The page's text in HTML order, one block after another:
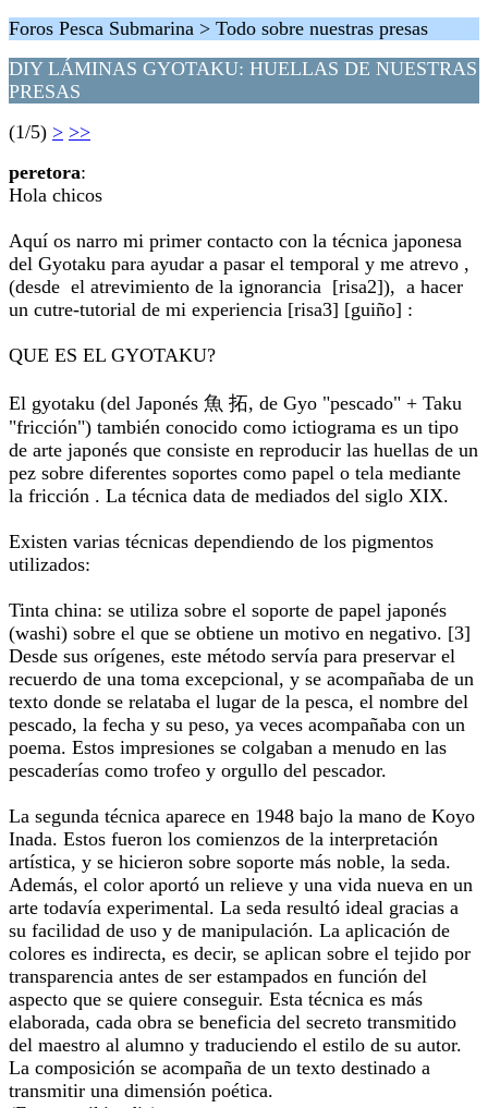
Foros Pesca Submarina > Todo sobre nuestras presas
DIY LÁMINAS GYOTAKU: HUELLAS DE NUESTRAS
PRESAS
(1/5) > >>
peretora:
Hola chicos
Aquí os narro mi primer contacto con la técnica japonesa
del Gyotaku para ayudar a pasar el temporal y me atrevo ,
(desde el atrevimiento de la ignorancia [risa2]), a hacer
un cutre-tutorial de mi experiencia [risa3] [guiño] :
QUE ES EL GYOTAKU?
El gyotaku (del Japonés 魚 拓, de Gyo "pescado" + Taku
"fricción") también conocido como ictiograma es un tipo
de arte japonés que consiste en reproducir las huellas de un
pez sobre diferentes soportes como papel o tela mediante
la fricción . La técnica data de mediados del siglo XIX.
Existen varias técnicas dependiendo de los pigmentos
utilizados:
Tinta china: se utiliza sobre el soporte de papel japonés
(washi) sobre el que se obtiene un motivo en negativo. [3]
Desde sus orígenes, este método servía para preservar el
recuerdo de una toma excepcional, y se acompañaba de un
texto donde se relataba el lugar de la pesca, el nombre del
pescado, la fecha y su peso, ya veces acompañaba con un
poema. Estos impresiones se colgaban a menudo en las
pescaderías como trofeo y orgullo del pescador.
La segunda técnica aparece en 1948 bajo la mano de Koyo
Inada. Estos fueron los comienzos de la interpretación
artística, y se hicieron sobre soporte más noble, la seda.
Además, el color aportó un relieve y una vida nueva en un
arte todavía experimental. La seda resultó ideal gracias a
su facilidad de uso y de manipulación. La aplicación de
colores es indirecta, es decir, se aplican sobre el tejido por
transparencia antes de ser estampados en función del
aspecto que se quiere conseguir. Esta técnica es más
elaborada, cada obra se beneficia del secreto transmitido
del maestro al alumno y traduciendo el estilo de su autor.
La composición se acompaña de un texto destinado a
transmitir una dimensión poética.